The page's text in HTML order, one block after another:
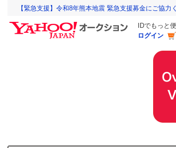
【緊急支援】令和8年熊本地震 緊急支援募金にご協力
IDでもっと
ログイン